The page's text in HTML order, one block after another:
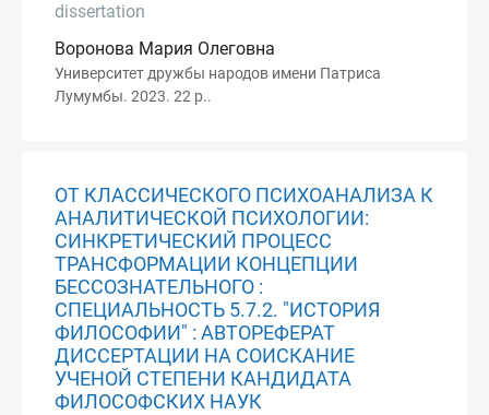
dissertation
Воронова Мария Олеговна
Университет дружбы народов имени Патриса
Лумумбы. 2023. 22 p..
ОТ КЛАССИЧЕСКОГО ПСИХОАНАЛИЗА К
АНАЛИТИЧЕСКОЙ ПСИХОЛОГИИ:
СИНКРЕТИЧЕСКИЙ ПРОЦЕСС
ТРАНСФОРМАЦИИ КОНЦЕПЦИИ
БЕССОЗНАТЕЛЬНОГО :
СПЕЦИАЛЬНОСТЬ 5.7.2. "ИСТОРИЯ
ФИЛОСОФИИ" : АВТОРЕФЕРАТ
ДИССЕРТАЦИИ НА СОИСКАНИЕ
УЧЕНОЙ СТЕПЕНИ КАНДИДАТА
ФИЛОСОФСКИХ НАУК